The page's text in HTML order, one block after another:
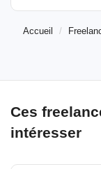
Accueil
Ces
intéresser